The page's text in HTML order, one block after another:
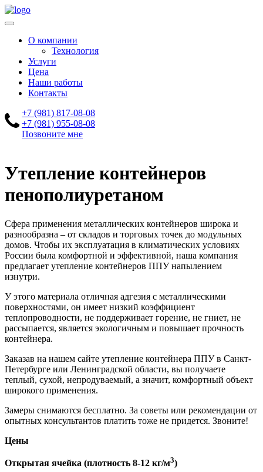
О компании
Технология
Услуги
Цена
Наши работы
Контакты
+7 (981) 817-08-08
+7 (981) 955-08-08
Позвоните мне
Утепление контейнеров
пенополиуретаном
Сфера применения металлических контейнеров широка и
разнообразна – от складов и торговых точек до модульных
домов. Чтобы их эксплуатация в климатических условиях
России была комфортной и эффективной, наша компания
предлагает утепление контейнеров ППУ напылением
изнутри.
У этого материала отличная адгезия с металлическими
поверхностями, он имеет низкий коэффициент
теплопроводности, не поддерживает горение, не гниет, не
рассыпается, является экологичным и повышает прочность
контейнера.
Заказав на нашем сайте утепление контейнера ППУ в Санкт-
Петербурге или Ленинградской области, вы получаете
теплый, сухой, непродуваемый, а значит, комфортный объект
широкого применения.
Замеры снимаются бесплатно. За советы или рекомендации от
опытных консультантов платить тоже не придется. Звоните!
Цены
Открытая ячейка (плотность 8-12 кг/м3)